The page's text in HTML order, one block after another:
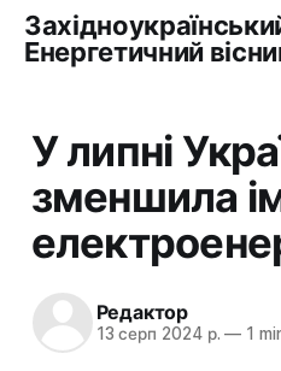
Енергетичний
У липні
зменшила
Редактор
13 серп 2024 р. — 1